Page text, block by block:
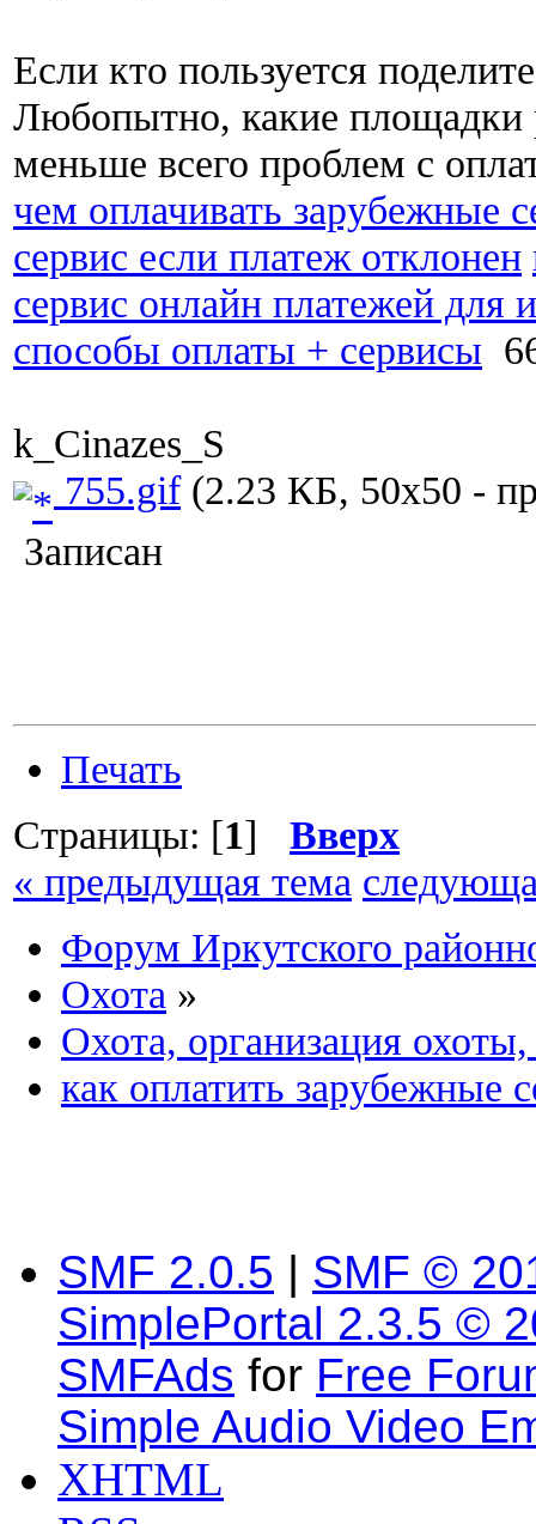
Если кто пользуется
Любопытно, какие площадки
меньше всего проблем с
чем оплачивать зарубежные
сервис если платеж отклонен
сервис онлайн платежей для
способы оплаты + сервисы
k_Cinazes_S
755.gif(2.23 КБ, 50x50 -
Записан
Печать
Страницы: [1] Вверх
« предыдущая тема
Форум Иркутского
Охота »
Охота, организация
как оплатить зарубежные
SMF 2.0.5 | SMF ©
SimplePortal 2.3.5 ©
SMFAds for Free
Simple Audio Video
XHTML